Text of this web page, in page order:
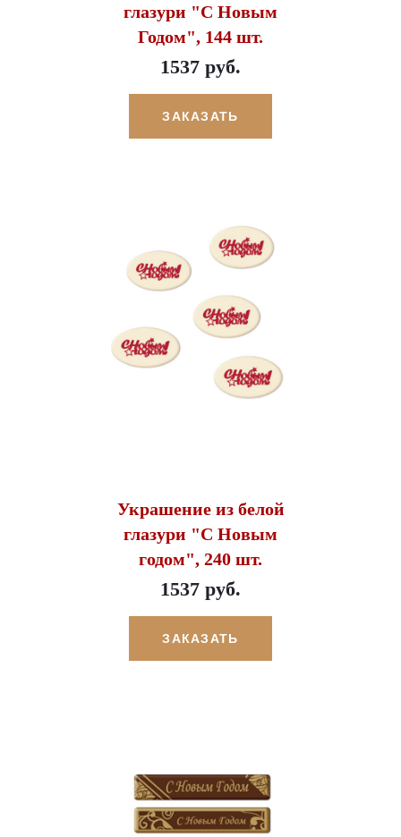
глазури "С Новым
Годом", 144 шт.
1537 руб.
ЗАКАЗАТЬ
Украшение из белой
глазури "С Новым
годом", 240 шт.
1537 руб.
ЗАКАЗАТЬ